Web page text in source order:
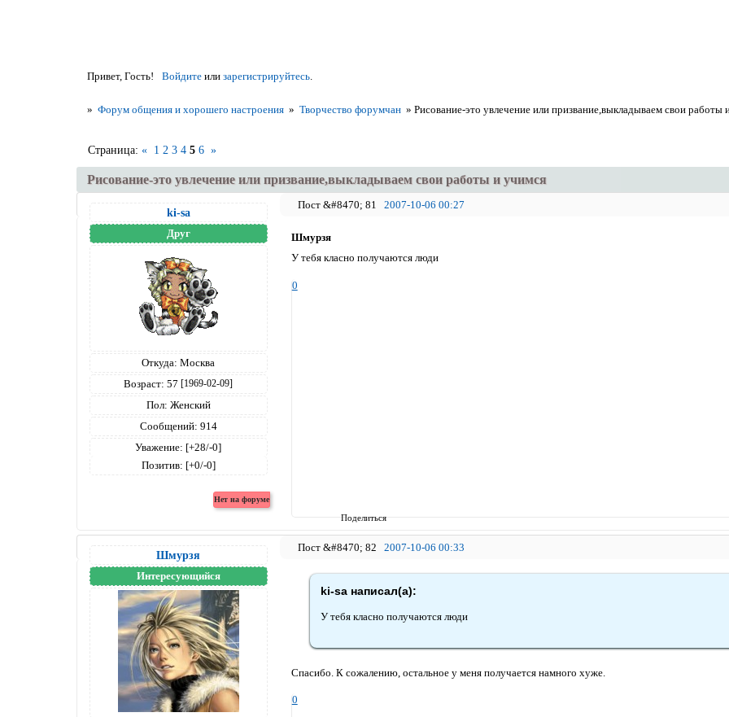
Привет, Гость! Войдитеили зарегистрируйтесь.
» Форум общения и хорошего настроения » Творчество форумчан »Рисование-это увлечение или призвание,выкладываем свои работы
Рисование-это увлечение или призвание,выкладываем свои работы и учимся
Страница:« 1 2 3 4 5 6 »
Поделиться
81 2007-10-06 00:27
ki-sa
Друг
Откуда: Москва
Возраст: 57 [1969-02-09]
Пол: Женский
Сообщений: 914
Уважение: [+28/-0]
Позитив: [+0/-0]
Шмурзя
У тебя класно получаются люди
0
82 2007-10-06 00:33
Шмурзя
Интересующийся
ki-sa написал(а):
У тебя класно получаются люди
Спасибо. К сожалению, остальное у меня получается намного хуже.
0